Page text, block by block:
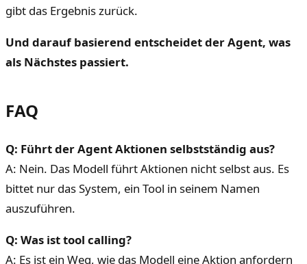
gibt das Ergebnis zurück.
Und darauf basierend entscheidet der Agent, was
als Nächstes passiert.
FAQ
Q: Führt der Agent Aktionen selbstständig aus?
A: Nein. Das Modell führt Aktionen nicht selbst aus. Es
bittet nur das System, ein Tool in seinem Namen
auszuführen.
Q: Was ist tool calling?
A: Es ist ein Weg, wie das Modell eine Aktion anfordern